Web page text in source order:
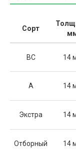
Сорт
ВС 14
А 14
Экстра 14
Отборный 14